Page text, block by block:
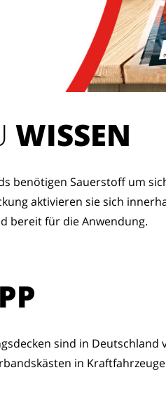
sind in Deutschland
in
WISSEN
benötigen Sauerstoff um
aktivieren sie sich
bereit für die Anwendung.